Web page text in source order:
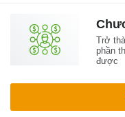
Trở
phần
được